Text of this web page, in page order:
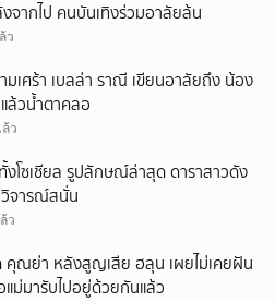
จากไป คนบันเทิงร่วมอาลัยล้น
ว
มเศร้า เบลล่า ราณี เขียนอาลัยถึง น้อง
ล้วน้ำตาคลอ
ว
งโซเชียล รูปลักษณ์ล่าสุด ดาราสาวดัง
จารณ์สนั่น
ว
คุณย่า หลังสูญเสีย ฮลุน เผยไม่เคยฝัน
ม่มารับไปอยู่ด้วยกันแล้ว